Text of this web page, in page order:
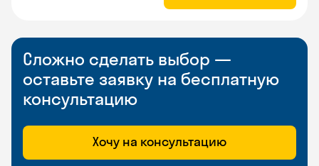
Сложно сделать выбор —
оставьте заявку на бесплатную
консультацию
Хочу на консультацию